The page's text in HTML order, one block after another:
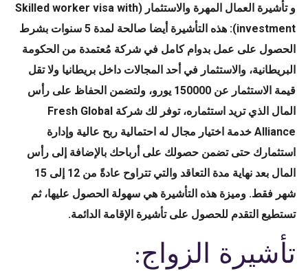
و تأشيرة العمال المهرة والاستثمار (Skilled worker visa with
investment): هذه التأشيرة أيضا صالحة لمدة 5 سنوات بشرط
الحصول على عمل بدوام كامل في شركة مُعتمدة من الحكومة
البريطانية، والاستثمار في أحد المجالات داخل بريطانيا ولا تقل
قيمة الاستثمار عن 150000 يورو، ولتضمن الحفاظ على رأس
المال الذي تريد استثماره، توفر لك شركة Fresh Global
Alliance خدمة اختيار مجال له احتمالية ربح عالية وإدارة
استثمارك حتى تضمن حصولك على أرباحك بالإضافة إلى رأس
المال بعد نهاية مدة التعاقد والتي تتراوح عادةً من 12 إلى 15
شهر فقط. وميزة هذه التأشيرة هي سهولة الحصول عليها، ثم
تستطيع التقدم للحصول على تأشيرة الإقامة الدائمة.
تأشيرة الزواج: